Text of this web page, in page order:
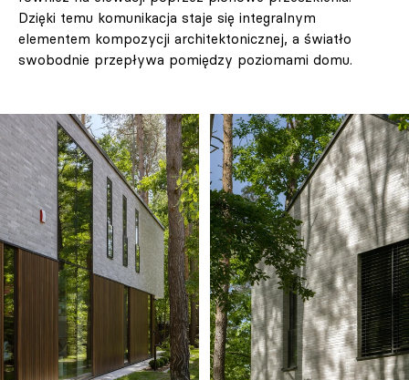
Dzięki temu komunikacja staje się integralnym
elementem kompozycji architektonicznej, a światło
swobodnie przepływa pomiędzy poziomami domu.